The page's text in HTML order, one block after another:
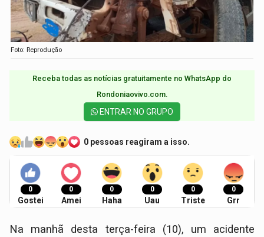
Foto: Reprodução
Receba todas as notícias gratuitamente no WhatsApp do
Rondoniaovivo.com.​
ENTRAR NO GRUPO
0 pessoas reagiram a isso.
0
Gostei
0
Amei
0
Haha
0
Uau
0
Triste
0
Grr
Na manhã desta terça-feira (10), um acidente